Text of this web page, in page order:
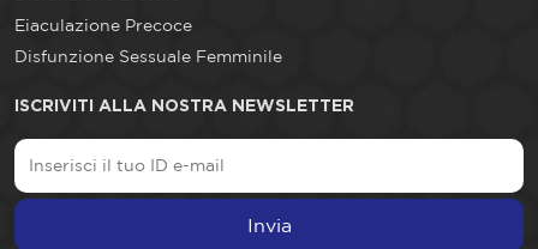
Eiaculazione Precoce
Disfunzione Sessuale Femminile
ISCRIVITI ALLA NOSTRA NEWSLETTER
Invia